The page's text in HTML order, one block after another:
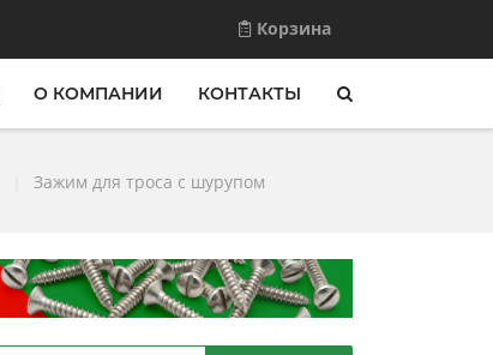
Корзина
О КОМПАНИИ КОНТАКТЫ
Зажим для троса с шурупом